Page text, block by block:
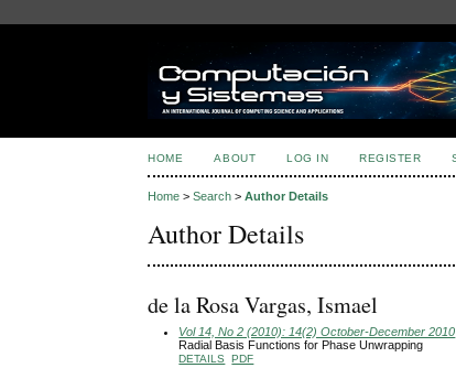
HOME ABOUT LOG IN REGISTER
Home >Search >Author Details
Author Details
de la Rosa Vargas, Ismael
Vol 14, No 2 (2010): 14(2) October-December 2010
Radial Basis Functions for Phase Unwrapping
DETAILS PDF